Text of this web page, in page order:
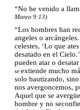
“No he venido a
Mateo 9:13)
“Los hombres han
angeles o
celestes, ‘Lo que
desatado en el
pueden atar o
se extiende mucho
solo bautizando,
nos avergoncemos,
Aquel que se
hombre y no se